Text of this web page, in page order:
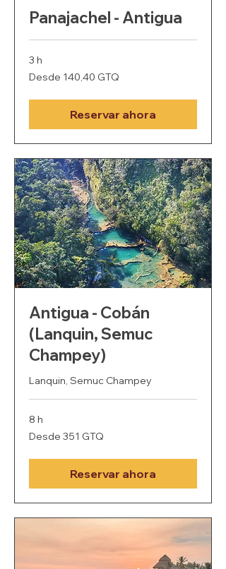
Panajachel - Antigua
3 h
Desde
140,40
Desde 140,40 GTQ
Reservar ahora
Antigua - Cobán
(Lanquin, Semuc
Champey)
Lanquin, Semuc Champey
8 h
Desde
351
Desde 351 GTQ
Reservar ahora